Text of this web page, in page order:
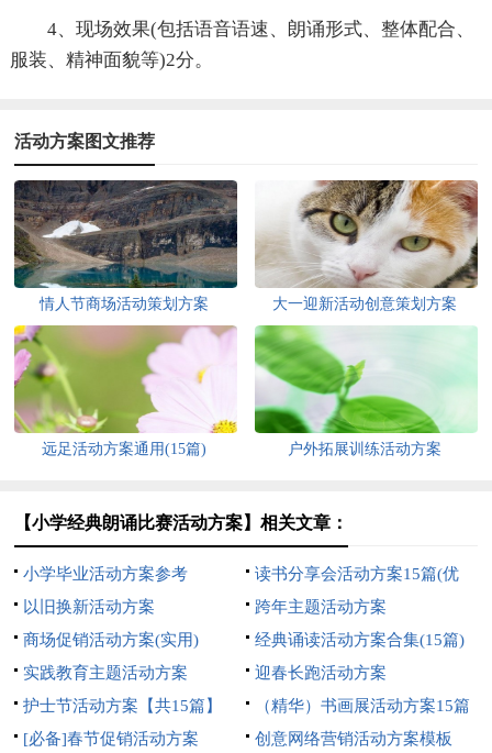
4、现场效果(包括语音语速、朗诵形式、整体配合、
服装、精神面貌等)2分。
活动方案图文推荐
情人节商场活动策划方案 大一迎新活动创意策划方案
远足活动方案通用(15篇) 户外拓展训练活动方案
【小学经典朗诵比赛活动方案】相关文章：
小学毕业活动方案参考
读书分享会活动方案15篇(优
秀)
以旧换新活动方案
跨年主题活动方案
商场促销活动方案(实用)
经典诵读活动方案合集(15篇)
实践教育主题活动方案
迎春长跑活动方案
护士节活动方案【共15篇】
（精华）书画展活动方案15篇
[必备]春节促销活动方案
创意网络营销活动方案模板